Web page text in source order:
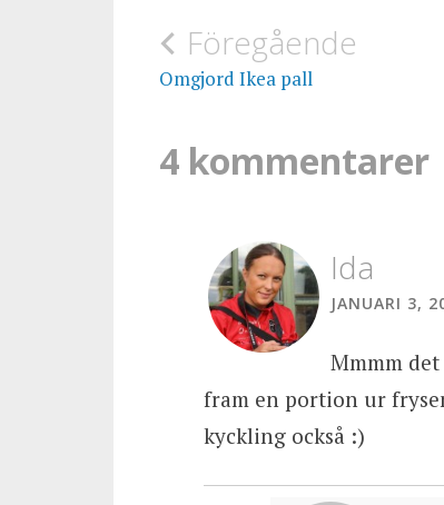
Inläggsnavigering
Föregående
Omgjord Ikea pall
4 kommentarer
Ida
JANUARI 3,
Mmmm
fram en portion ur
kyckling också :)